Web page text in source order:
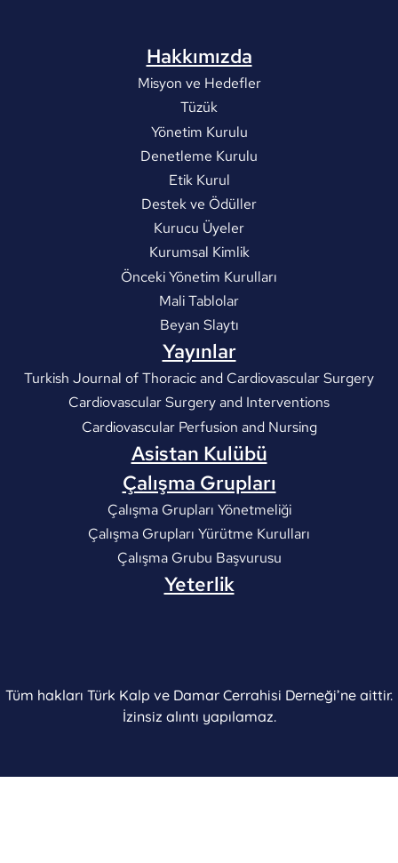
Hakkımızda
Misyon ve Hedefler
Tüzük
Yönetim Kurulu
Denetleme Kurulu
Etik Kurul
Destek ve Ödüller
Kurucu Üyeler
Kurumsal Kimlik
Önceki Yönetim Kurulları
Mali Tablolar
Beyan Slaytı
Yayınlar
Turkish Journal of Thoracic and Cardiovascular Surgery
Cardiovascular Surgery and Interventions
Cardiovascular Perfusion and Nursing
Asistan Kulübü
Çalışma Grupları
Çalışma Grupları Yönetmeliği
Çalışma Grupları Yürütme Kurulları
Çalışma Grubu Başvurusu
Yeterlik
Tüm hakları Türk Kalp ve Damar Cerrahisi Derneği’ne aittir.
İzinsiz alıntı yapılamaz.